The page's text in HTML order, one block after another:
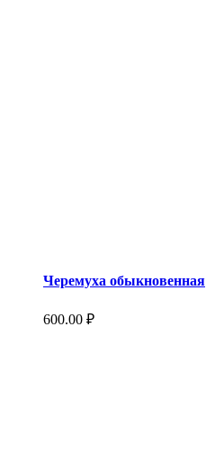
Черемуха обыкновенная
600.00 ₽